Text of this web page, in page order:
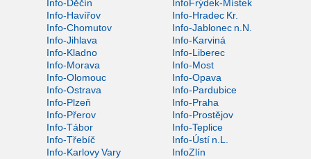
Info-Děčín
InfoFrýdek-Místek
Info-Havířov
Info-Hradec Kr.
Info-Chomutov
Info-Jablonec n.N.
Info-Jihlava
Info-Karviná
Info-Kladno
Info-Liberec
Info-Morava
Info-Most
Info-Olomouc
Info-Opava
Info-Ostrava
Info-Pardubice
Info-Plzeň
Info-Praha
Info-Přerov
Info-Prostějov
Info-Tábor
Info-Teplice
Info-Třebíč
Info-Ústí n.L.
Info-Karlovy Vary
InfoZlín